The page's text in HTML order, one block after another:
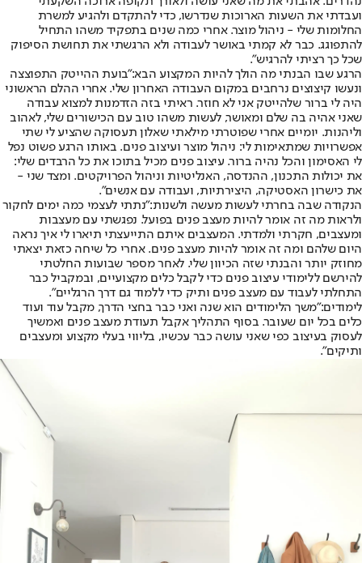
ועבדתי את השעות הארוכות שנדרשו, כדי להתקדם ולהגיע למשרת
החלומות שלי - ניהול מוצר. אחרי כמה שנים בתפקיד משהו התחיל
להתפוגג. כבר לא קמתי באושר לעבודה ולא הרגשתי את תחושת הסיפוק
שכל כך רציתי להרגיש".
הרגע שבו הבנתי מה הולך להיות המקצוע הבא:"בועת ההייטק התפוצצה
ונעשו קיצוצים נרחבים במקום העבודה האחרון שלי. אחרי ההלם הראשוני
היה לי ברור שלהייטק אני לא חוזר. ראיתי בזה הזדמנות למצוא עבודה
שאני אהיה בה שלם ומאושר, לעשות משהו טוב עם הכישורים שלי, לאהוב
וליהנות. יומיים אחרי שפוטרתי מילאתי שאלון תעסוקה שהציע לי שתי
אפשרויות שמתאימות לי: ניהול מוצר ועיצוב פנים. באותו הרגע פשוט נפל
לי האסימון והכל נהיה ברור. עיצוב פנים מכיל בתוכו את כל הרבדים שלי:
את יכולות התכנון, ההנדסה, האנליטיות וניהול הפרויקטים. ומצד שני -
את כישרון האסטיקה, היצירתיות, ועבודה עם אנשים".
הנקודה שבה בחרתי לעשות מעשה ולשנות:"נתתי לעצמי כמה ימים לחקור
ולראות מה זה אומר להיות מעצב פנים בפועל. נפגשתי עם מעצבות
ומעצבים, חקרתי ולמדתי. המעצבים איתם התייעצתי תיארו לי איך נראה
היום שלהם ומה זה אומר להיות מעצב פנים. אחרי כל שיחה כזאת יצאתי
מחוזק יותר והבנתי שזה הכיוון שלי. לאחר מספר שבועות החלטתי
להירשם ללימודי עיצוב פנים כדי לקבל כלים מקצועיים, ובמקביל כבר
התחלתי לעבוד עם מעצב פנים ותיק כדי ללמוד גם דרך הרגליים".
לימודים:"משך הלימודים הוא שנה ואני כבר בחצי הדרך, מקבל עוד ועוד
כלים בכל יום שעובר. בסוף התהליך אקבל תעודת מעצב פנים ואמשיך
לעסוק בעיצוב כפי שאני עושה כבר עכשיו, בליווי בעלי מקצוע ומעצבים
ותיקים".